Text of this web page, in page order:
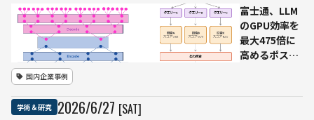
ら必要な情報
を効率検索
富士通、LLM
のGPU効率を
最大475倍に
高めるポスト
国内企業事例
学術＆研究 2026/6/27 [SAT]